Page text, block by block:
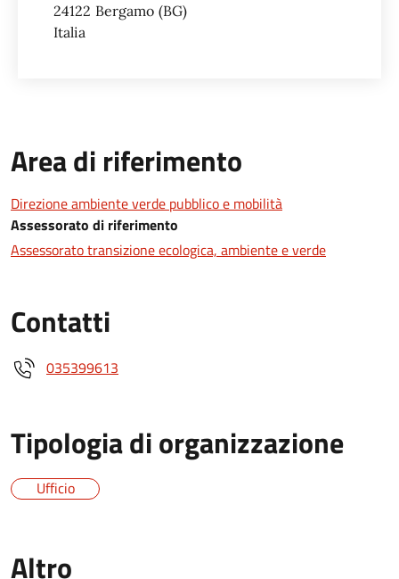
24122 Bergamo BG
Italia
Area di riferimento
Direzione ambiente verde pubblico e mobilità
Assessorato di riferimento
Assessorato transizione ecologica, ambiente e verde
Contatti
035399613
Tipologia di organizzazione
Ufficio
Altro